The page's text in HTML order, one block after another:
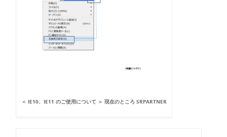
＜ IE10、IE11 のご使用について ＞ 現在のところ SRPARTNER